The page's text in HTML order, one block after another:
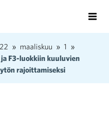
maaliskuu
1
F3-luokkiin kuuluvien
rajoittamiseksi